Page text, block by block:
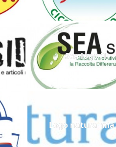
Sea logo (1)
Logo natura mia